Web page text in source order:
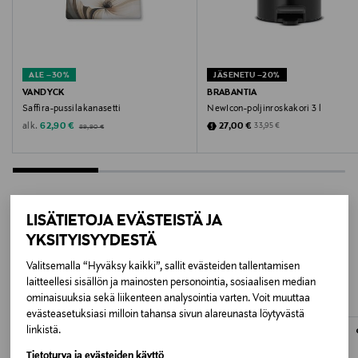
LISÄTIETOJA EVÄSTEISTÄ JA
YKSITYISYYDESTÄ
Valitsemalla “Hyväksy kaikki”, sallit evästeiden tallentamisen
laitteellesi sisällön ja mainosten personointia, sosiaalisen median
ominaisuuksia sekä liikenteen analysointia varten. Voit muuttaa
evästeasetuksiasi milloin tahansa sivun alareunasta löytyvästä
linkistä.
SAM125102FIS
Valmistaja
Vandyck Stores B.V., Databankweg 10, 3821 AL
Amersfoort, The Netherlands
Digitaalinen osoite
info@vandyckshop.com
ALE –30%
VANDYCK
Saffira-pussilakanasetti
alk. Discounted Price
62,90 € Original Price
89,90 €
JÄSENETU –20%
BRABANTIA
NewIcon-poljinroskakori 3 l
Discounted Price
27,00 € Original Price
33,95 €
LISÄÄ KIINNOSTAVIA
TUOTTEITA